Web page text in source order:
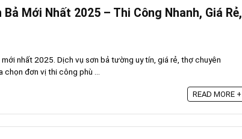
Bả Mới Nhất 2025 – Thi Công Nhanh, Giá Rẻ,
nhất 2025. Dịch vụ sơn bả tường uy tín, giá rẻ, thợ chuyên
đơn vị thi công phù ...
READ MORE +